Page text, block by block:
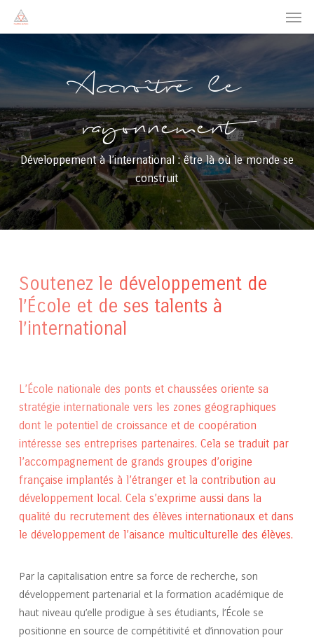
content
Accroître le
rayonnement
Développement à l’international : être là où le monde se
construit
Soutenez le développement de
l’École et de ses talents à
l’international
L’École nationale des ponts et chaussées oriente sa
stratégie internationale vers les zones géographiques
dont le potentiel de croissance et de coopération
intéresse ses entreprises partenaires. Cela se traduit par
l’accompagnement de grands groupes d’origine
française implantés à l’étranger et la contribution au
développement local. Cela s’exprime aussi dans la
qualité du recrutement des élèves internationaux et dans
le développement de l’aisance multiculturelle des élèves.
Par la capitalisation entre sa force de recherche, son
développement partenarial et la formation académique de
haut niveau qu’elle prodigue à ses étudiants, l’École se
positionne en source de compétitivité et d’innovation pour